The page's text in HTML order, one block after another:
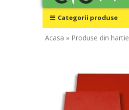
Categorii produse
Acasa » Produse din hartie